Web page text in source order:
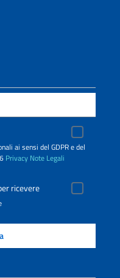
ai sensi del GDPR e del
Privacy Note Legali
ricevere